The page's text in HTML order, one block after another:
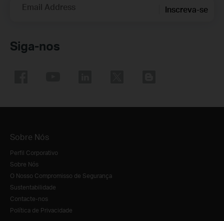
Email Address Inscreva-se
Siga-nos
Sobre Nós
Perfil Corporativo
Sobre Nós
O Nosso Compromisso de Segurança
Sustentabilidade
Contacte-nos
Política de Privacidade